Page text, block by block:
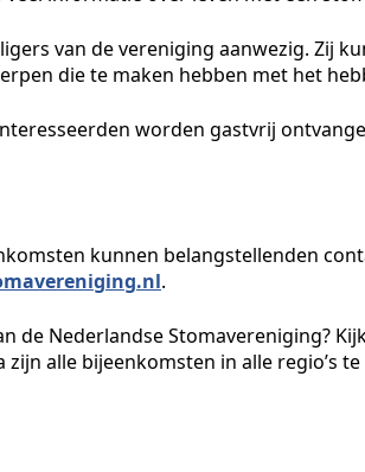
van de vereniging aanwezig. Zij
die te maken hebben met het
worden gastvrij
kunnen belangstellenden
.
de Nederlandse Stomavereniging?
alle bijeenkomsten in alle regio’s